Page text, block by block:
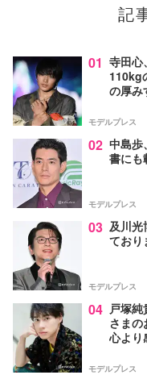
記
01 寺田
110kg
の厚み
モデルプレス
02 中島歩
書にも
モデルプレス
03 及川光
ており
モデルプレス
04 戸塚
さまの
心より
モデルプレス